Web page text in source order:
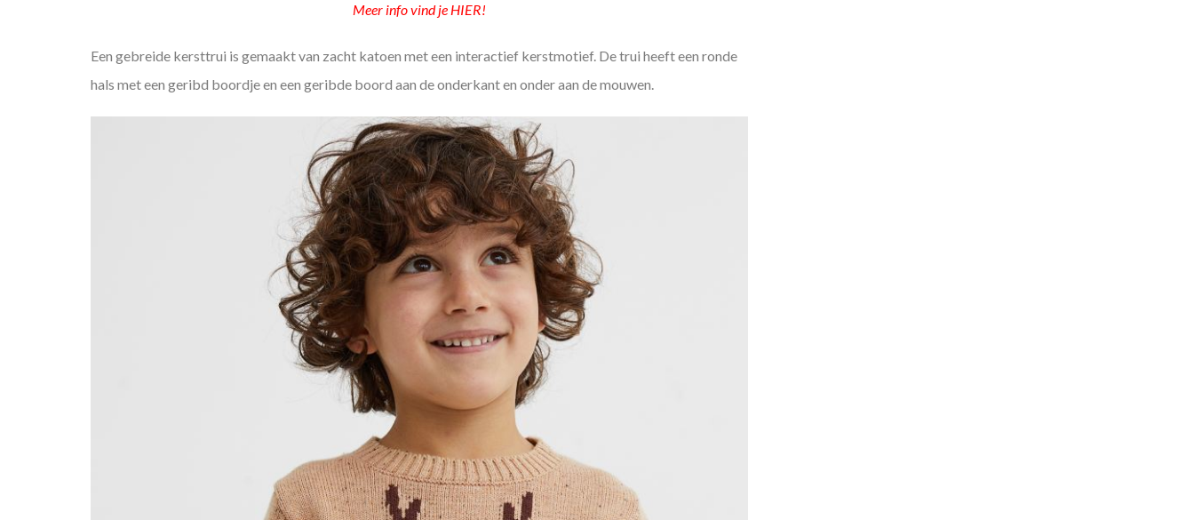
Meer info vind je HIER!
Een gebreide kersttrui is gemaakt van zacht katoen met een interactief kerstmotief. De trui heeft een ronde
hals met een geribd boordje en een geribde boord aan de onderkant en onder aan de mouwen.